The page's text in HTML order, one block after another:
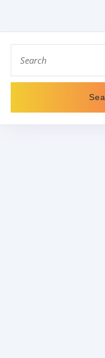
for: